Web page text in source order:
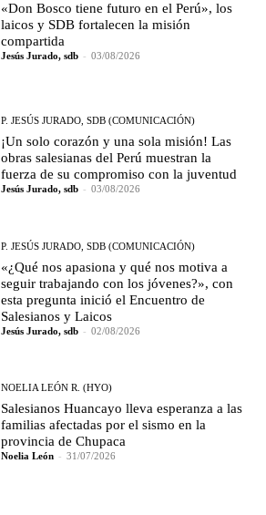
«Don Bosco tiene futuro en el Perú», los
laicos y SDB fortalecen la misión
compartida
Jesús Jurado, sdb - 03/08/2026
P. JESÚS JURADO, SDB (COMUNICACIÓN)
¡Un solo corazón y una sola misión! Las
obras salesianas del Perú muestran la
fuerza de su compromiso con la juventud
Jesús Jurado, sdb - 03/08/2026
P. JESÚS JURADO, SDB (COMUNICACIÓN)
«¿Qué nos apasiona y qué nos motiva a
seguir trabajando con los jóvenes?», con
esta pregunta inició el Encuentro de
Salesianos y Laicos
Jesús Jurado, sdb - 02/08/2026
NOELIA LEÓN R. (HYO)
Salesianos Huancayo lleva esperanza a las
familias afectadas por el sismo en la
provincia de Chupaca
Noelia León - 31/07/2026